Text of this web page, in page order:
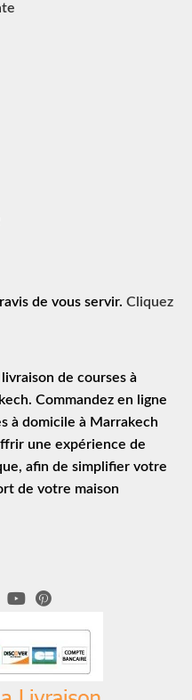
de vous servir. Cliquez
livraison de courses à
Commandez en ligne
à domicile à Marrakech
une expérience de
afin de simplifier votre
de votre maison